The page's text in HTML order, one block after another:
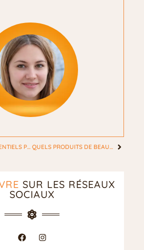
INGRÉDIENTS ESSENTIELS POUR LES PROJETS MAISON DE NETTOYAGE ET DE BEAUTÉ QUELS PRODUITS DE BEAUTÉ À EMPORTER EN VOYAGE
SUR LES RÉSEAUX
SOCIAUX